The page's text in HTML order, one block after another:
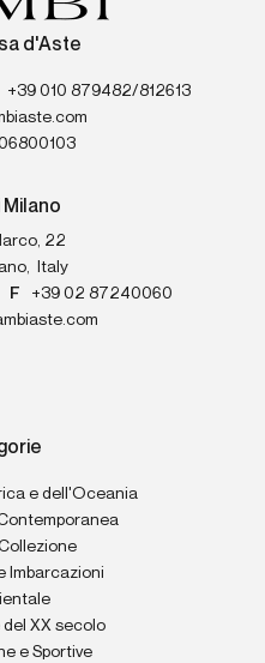
d'Aste
+39 010 879482/812613
22
,
Italy
F
+39 02 87240060
e dell'Oceania
Imbarcazioni
XX secolo
e Sportive